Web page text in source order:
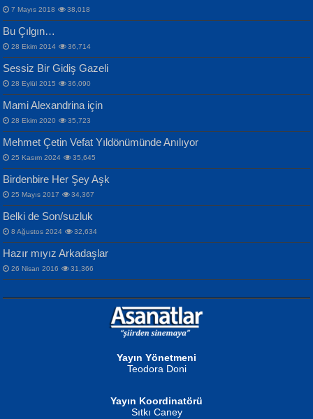
İPEK ACAR SERT
Gazze’nin Şecaati, Ümmetin İmtihanı...
MAHMUT GÜRBÜZ
İbrahim Olmak ve Bitirebilmek...
NURAN KÖSE BAYDAR
Selahattin Yıldız
İdrakimle Üşürken...
Songül Özel
Mahzen...
Ben Deniz Değilim ki...
ERDEM BAYAZIT
Sana, Bana, Vatanıma, Ülkemin
İnsanlarına Dair...
NAZIM HİKMET RAN
Bir Cezaevinde, Tecritteki Adamın
Mektupları...
7 Mayıs 2018 38,018
Bu Çılgın…
28 Ekim 2014 36,714
Sessiz Bir Gidiş Gazeli
28 Eylül 2015 36,090
Mami Alexandrina için
28 Ekim 2020 35,723
Mehmet Çetin Vefat Yıldönümünde Anılıyor
25 Kasım 2024 35,645
Birdenbire Her Şey Aşk
25 Mayıs 2017 34,367
Belki de Son/suzluk
8 Ağustos 2024 32,634
Hazır mıyız Arkadaşlar
26 Nisan 2016 31,366
Yayın Yönetmeni
Teodora Doni
Yayın Koordinatörü
Sıtkı Caney